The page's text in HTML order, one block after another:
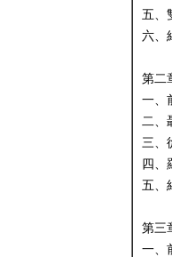
五、
六、
第二
一、
二、
三、
四、
五、
第三
一、